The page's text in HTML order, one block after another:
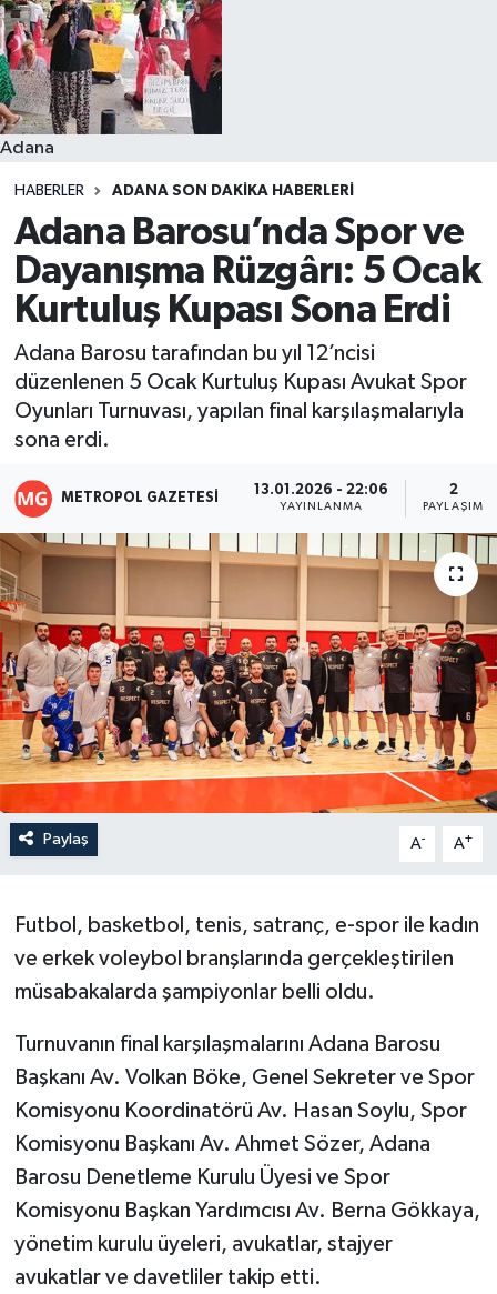
Adana
HABERLER ADANA SON DAKIKA HABERLERI
Adana Barosu’nda Spor ve
Dayanışma Rüzgârı: 5 Ocak
Kurtuluş Kupası Sona Erdi
Adana Barosu tarafından bu yıl 12’ncisi
düzenlenen 5 Ocak Kurtuluş Kupası Avukat Spor
Oyunları Turnuvası, yapılan final karşılaşmalarıyla
sona erdi.
METROPOL GAZETESI 13.01.2026 - 22:06
YAYINLANMA
2
PAYLAŞIM
Paylaş A- A+
Futbol, basketbol, tenis, satranç, e-spor ile kadın
ve erkek voleybol branşlarında gerçekleştirilen
müsabakalarda şampiyonlar belli oldu.
Turnuvanın final karşılaşmalarını Adana Barosu
Başkanı Av. Volkan Böke, Genel Sekreter ve Spor
Komisyonu Koordinatörü Av. Hasan Soylu, Spor
Komisyonu Başkanı Av. Ahmet Sözer, Adana
Barosu Denetleme Kurulu Üyesi ve Spor
Komisyonu Başkan Yardımcısı Av. Berna Gökkaya,
yönetim kurulu üyeleri, avukatlar, stajyer
avukatlar ve davetliler takip etti.
Resmi İlanlar